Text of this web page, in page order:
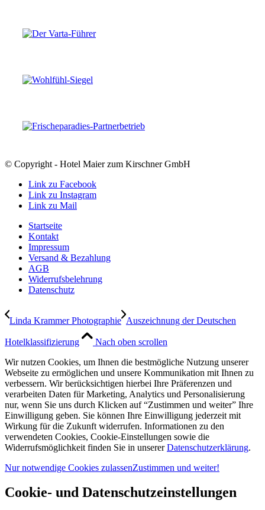
© Copyright - Hotel Maier zum Kirschner GmbH
Link zu Facebook
Link zu Instagram
Link zu Mail
Startseite
Kontakt
Impressum
Versand & Bezahlung
AGB
Widerrufsbelehrung
Datenschutz
Linda Krammer Photographie Auszeichnung der Deutschen
Hotelklassifizierung
Nach oben scrollen
Wir nutzen Cookies, um Ihnen die bestmögliche Nutzung unserer
Webseite zu ermöglichen und unsere Kommunikation mit Ihnen zu
verbessern. Wir berücksichtigen hierbei Ihre Präferenzen und
verarbeiten Daten für Marketing, Analytics und Personalisierung
nur, wenn Sie uns durch Klicken auf “Zustimmen und weiter” Ihre
Einwilligung geben. Sie können Ihre Einwilligung jederzeit mit
Wirkung für die Zukunft widerrufen. Informationen zu den
verwendeten Cookies, Cookie-Einstellungen sowie die
Widerrufsmöglichkeit finden Sie in unsererDatenschutzerklärung.
Nur notwendige Cookies zulassenZustimmen und weiter!
Cookie- und Datenschutzeinstellungen